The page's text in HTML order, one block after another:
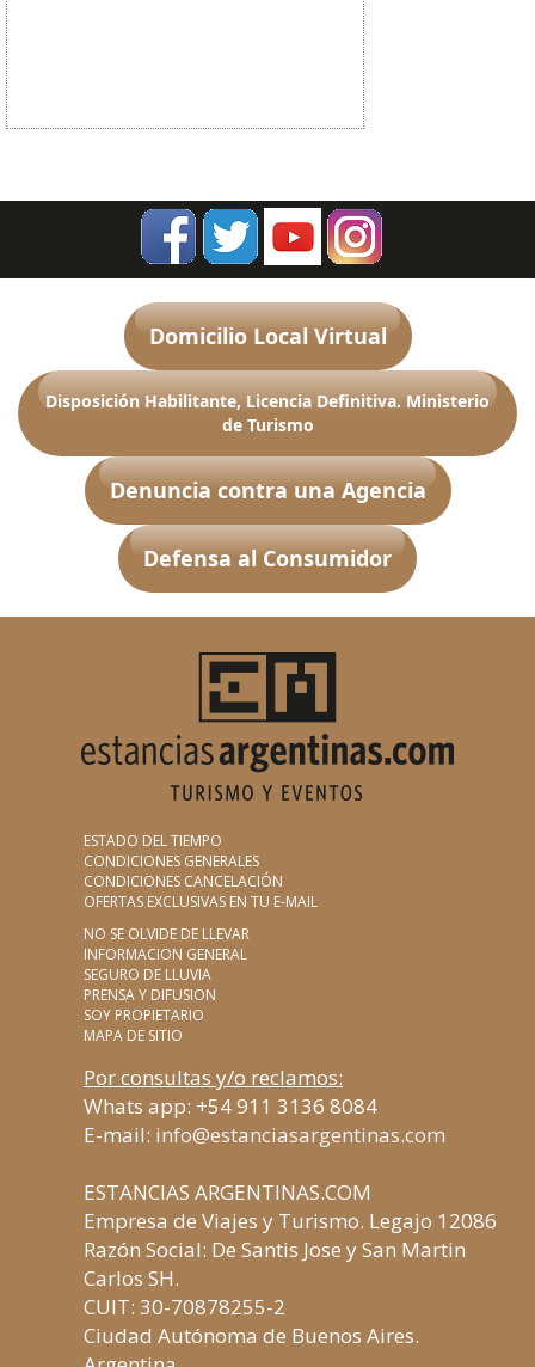
Domicilio Local Virtual
Disposición Habilitante, Licencia Definitiva. Ministerio
de Turismo
Denuncia contra una Agencia
Defensa al Consumidor
ESTADO DEL TIEMPO
CONDICIONES GENERALES
CONDICIONES CANCELACIÓN
OFERTAS EXCLUSIVAS EN TU E-MAIL
NO SE OLVIDE DE LLEVAR
INFORMACION GENERAL
SEGURO DE LLUVIA
PRENSA Y DIFUSION
SOY PROPIETARIO
MAPA DE SITIO
Por consultas y/o reclamos:
Whats app: +54 911 3136 8084
E-mail: info@estanciasargentinas.com
ESTANCIAS ARGENTINAS.COM
Empresa de Viajes y Turismo. Legajo 12086
Razón Social: De Santis Jose y San Martin
Carlos SH.
CUIT: 30-70878255-2
Ciudad Autónoma de Buenos Aires.